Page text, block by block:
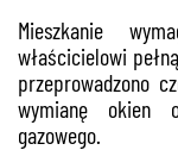
Mieszkanie
właścicielowi
przeprowadzono
wymianę okien
gazowego.